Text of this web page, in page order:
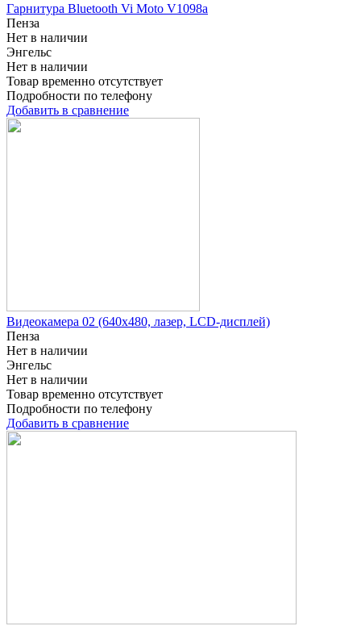
Гарнитура Bluetooth Vi Moto V1098a
Пенза
Нет в наличии
Энгельс
Нет в наличии
Товар временно отсутствует
Подробности по телефону
Добавить в сравнение
Видеокамера 02 (640х480, лазер, LCD-дисплей)
Пенза
Нет в наличии
Энгельс
Нет в наличии
Товар временно отсутствует
Подробности по телефону
Добавить в сравнение